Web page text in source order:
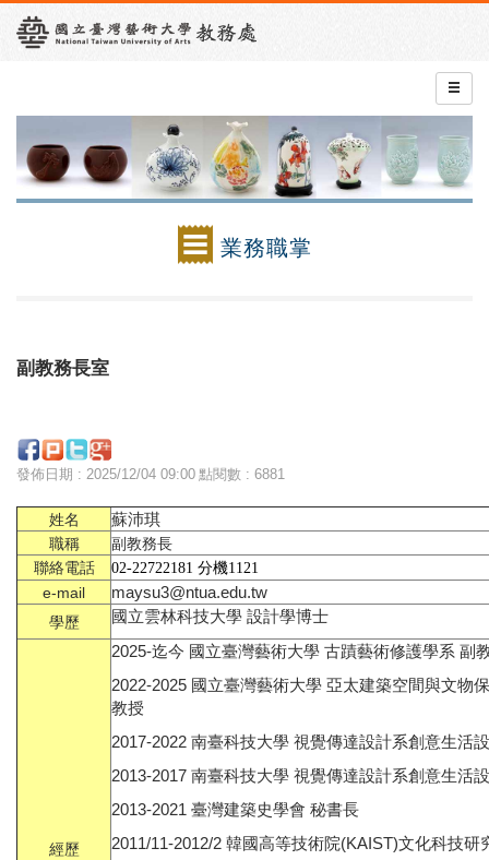
業務職掌
副教務長室
發佈日期 : 2025/12/04 09:00 點閱數 : 6881
姓名 蘇沛琪
職稱
副教務長
聯絡電話
02-22722181 分機1121
e-mail maysu3@ntua.edu.tw
學歷 國立雲林科技大學 設計學博士
經歷
2025-迄今 國立臺灣藝術大學 古蹟藝術修護學系 副
2022-2025 國立臺灣藝術大學 亞太建築空間與文物
教授
2017-2022 南臺科技大學 視覺傳達設計系創意生活
2013-2017 南臺科技大學 視覺傳達設計系創意生活
2013-2021 臺灣建築史學會 秘書長
2011/11-2012/2 韓國高等技術院(KAIST)文化科技研